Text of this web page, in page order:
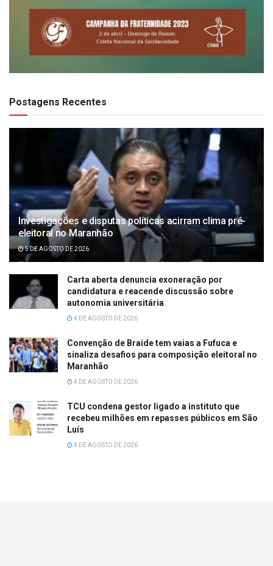
Postagens Recentes
Investigações e disputas políticas acirram clima pré-
eleitoral no Maranhão
5 DE AGOSTO DE 2026
Carta aberta denuncia exoneração por
candidatura e reacende discussão sobre
autonomia universitária
4 DE AGOSTO DE 2026
Convenção de Braide tem vaias a Fufuca e
sinaliza desafios para composição eleitoral no
Maranhão
4 DE AGOSTO DE 2026
TCU condena gestor ligado a instituto que
recebeu milhões em repasses públicos em São
Luís
4 DE AGOSTO DE 2026